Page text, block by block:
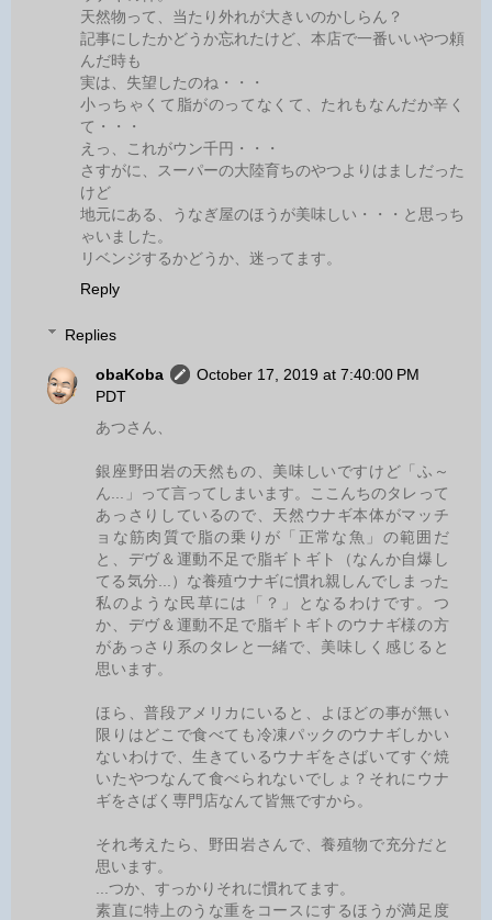
天然物って、当たり外れが大きいのかしらん？
記事にしたかどうか忘れたけど、本店で一番いいやつ頼
んだ時も
実は、失望したのね・・・
小っちゃくて脂がのってなくて、たれもなんだか辛く
て・・・
えっ、これがウン千円・・・
さすがに、スーパーの大陸育ちのやつよりはましだった
けど
地元にある、うなぎ屋のほうが美味しい・・・と思っち
ゃいました。
リベンジするかどうか、迷ってます。
Reply
Replies
obaKoba
October 17, 2019 at 7:40:00 PM
PDT
あつさん、
銀座野田岩の天然もの、美味しいですけど「ふ～
ん...」って言ってしまいます。ここんちのタレって
あっさりしているので、天然ウナギ本体がマッチ
ョな筋肉質で脂の乗りが「正常な魚」の範囲だ
と、デヴ＆運動不足で脂ギトギト（なんか自爆し
てる気分...）な養殖ウナギに慣れ親しんでしまった
私のような民草には「？」となるわけです。つ
か、デヴ＆運動不足で脂ギトギトのウナギ様の方
があっさり系のタレと一緒で、美味しく感じると
思います。
ほら、普段アメリカにいると、よほどの事が無い
限りはどこで食べても冷凍パックのウナギしかい
ないわけで、生きているウナギをさばいてすぐ焼
いたやつなんて食べられないでしょ？それにウナ
ギをさばく専門店なんて皆無ですから。
それ考えたら、野田岩さんで、養殖物で充分だと
思います。
...つか、すっかりそれに慣れてます。
素直に特上のうな重をコースにするほうが満足度